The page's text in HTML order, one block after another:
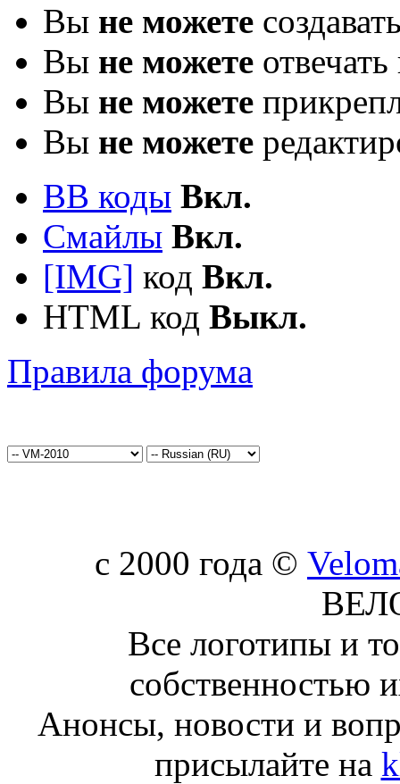
Вы не можете
Вы не можете
Вы не можете
Вы не можете
BB коды Вкл.
Смайлы Вкл.
[IMG] код Вкл.
HTML код Выкл.
Правила форума
c 2000 года ©
Все логотипы и
собственностью
Анонсы, новости и
присылайте на